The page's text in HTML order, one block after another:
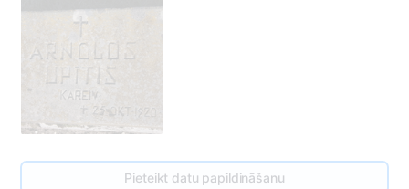
Pieteikt datu papildināšanu